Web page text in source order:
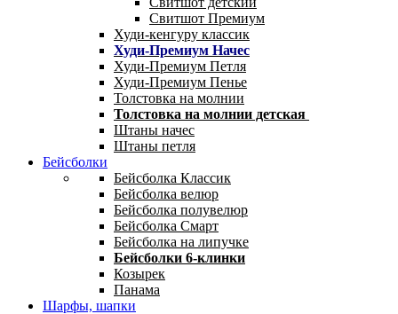
Свитшот Премиум
Худи-кенгуру классик
Худи-Премиум Начес
Худи-Премиум Петля
Худи-Премиум Пенье
Толстовка на молнии
Толстовка на молнии детская
Штаны начес
Штаны петля
Бейсболки
Бейсболка Классик
Бейсболка велюр
Бейсболка полувелюр
Бейсболка Смарт
Бейсболка на липучке
Бейсболки 6-клинки
Козырек
Панама
Шарфы, шапки